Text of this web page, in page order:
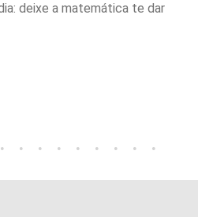
deixe a matemática te dar